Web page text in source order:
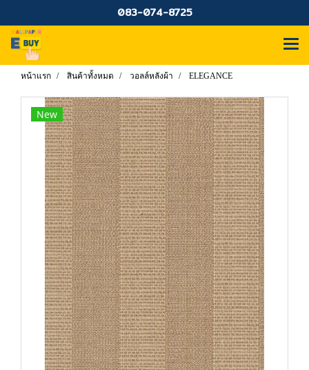
083-074-8725
หน้าแรก สินค้าทั้งหมด วอลล์หลังผ้า ELEGANCE
New